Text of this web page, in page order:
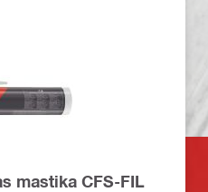
mastika CFS-FIL